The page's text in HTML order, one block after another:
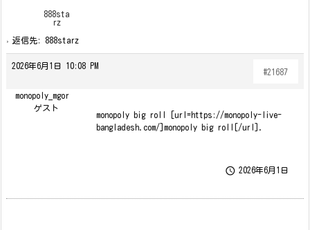
888sta
rz
› 返信先: 888starz
2026年6月1日 10:08 PM
#21687
monopoly_mgor
ゲスト
monopoly big roll [url=https://monopoly-live-
bangladesh.com/]monopoly big roll[/url].
 2026年6月1日